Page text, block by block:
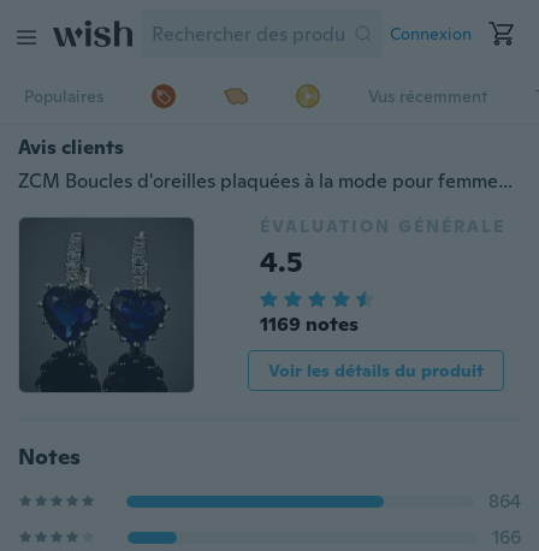
Connexion
Populaires Vus récemment
Avis clients
ZCM Boucles d'oreilles plaquées à la mode pour femmes Boucles d'oreilles à levier en forme de cœur en cristal bleu saphir
ÉVALUATION GÉNÉRALE
4.5
1169 notes
Voir les détails du produit
Notes
864
166